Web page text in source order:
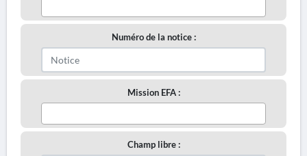
Numéro de la notice :
Mission EFA :
Champ libre :